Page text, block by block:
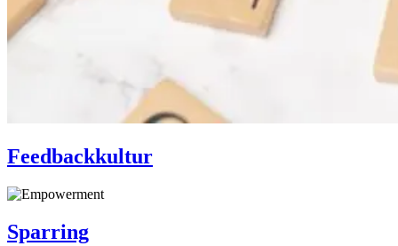
Feedbackkultur
Sparring